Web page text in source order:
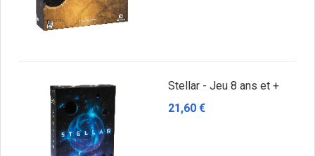
Stellar - Jeu 8 ans et +
21,60 €